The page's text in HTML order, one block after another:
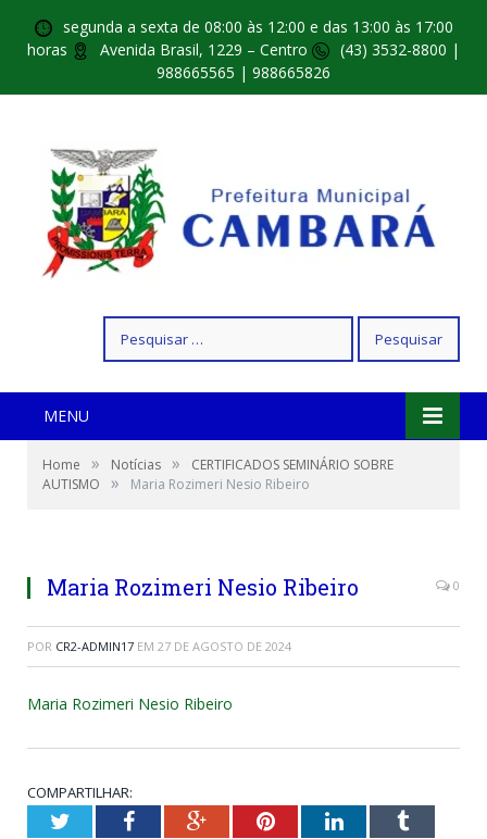
segunda a sexta de 08:00 às 12:00 e das 13:00 às 17:00
horas
Avenida Brasil, 1229 – Centro
(43) 3532-8800 |
988665565 | 988665826
por:
MENU
Home » Notícias »
CERTIFICADOS SEMINÁRIO SOBRE
AUTISMO
» Maria Rozimeri Nesio Ribeiro
Maria Rozimeri Nesio Ribeiro 0
POR CR2-ADMIN17 EM 27 DE AGOSTO DE 2024
Maria Rozimeri Nesio Ribeiro
COMPARTILHAR:
TwitterFacebookGoogle+PinterestLinkedInTumblr